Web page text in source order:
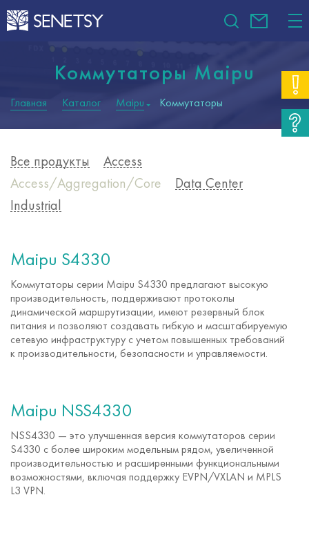
Коммутаторы Maipu
Главная Каталог Maipu Коммутаторы
Все продукты
Access
Access/Aggregation/Core
Data Center
Industrial
Maipu S4330
Коммутаторы серии Maipu S4330 предлагают высокую
производительность, поддерживают протоколы
динамической маршрутизации, имеют резервный блок
питания и позволяют создавать гибкую и масштабируемую
сетевую инфраструктуру с учетом повышенных требований
к производительности, безопасности и управляемости.
Maipu NSS4330
NSS4330 — это улучшенная версия коммутаторов серии
S4330 с более широким модельным рядом, увеличенной
производительностью и расширенными функциональными
возможностями, включая поддержку EVPN/VXLAN и MPLS
L3 VPN.